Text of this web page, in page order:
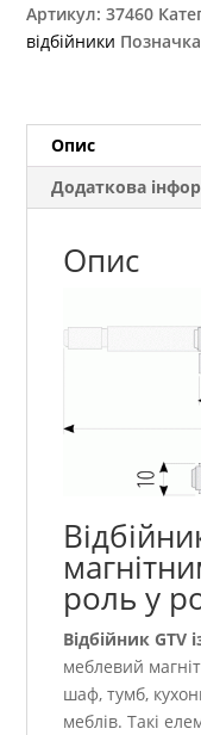
кількість
Артикул:37460
відбійники
Опис
Додаткова
Опис
роль у
Відбійник GTV
меблевий
шаф, тумб,
меблів. Такі